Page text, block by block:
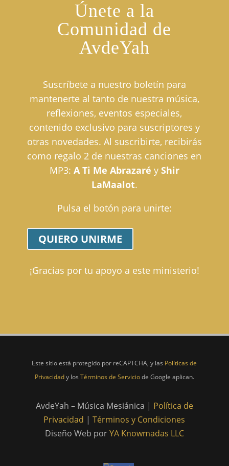
Únete a la
Comunidad de
AvdeYah
Suscríbete a nuestro boletín para
mantenerte al tanto de nuestra música,
reflexiones, eventos especiales,
contenido exclusivo para suscriptores y
otras novedades. Al suscribirte, recibirás
como regalo 2 de nuestras canciones en
MP3: A Ti Me Abrazaré y Shir
LaMaalot.
Pulsa el botón para unirte:
QUIERO UNIRME
¡Gracias por tu apoyo a este ministerio!
Este sitio está protegido por reCAPTCHA, y las Políticas de
Privacidady los Términos de Serviciode Google aplican.
AvdeYah – Música Mesiánica | Política de
Privacidad |Términos y Condiciones
Diseño Web porYA Knowmadas LLC